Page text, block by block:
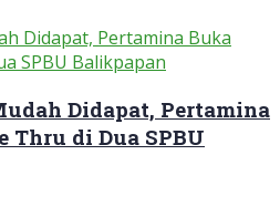
Didapat, Pertamina
Thru di Dua SPBU